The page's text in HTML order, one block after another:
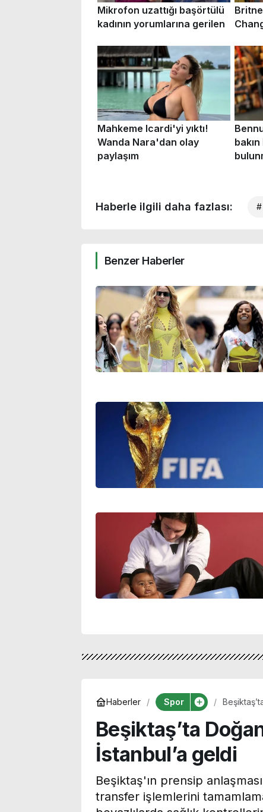
Haberle ilgili daha fazlası: #
Benzer Haberler
Haberler Spor
Beşiktaş’ta
İstanbul’a geldi
Beşiktaş'ın prensip
transfer işlemlerini